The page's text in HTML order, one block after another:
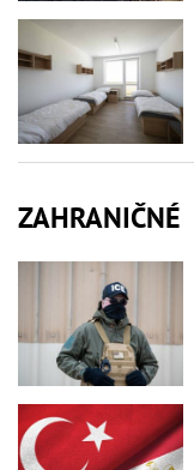
ZAHRANIČNÉ